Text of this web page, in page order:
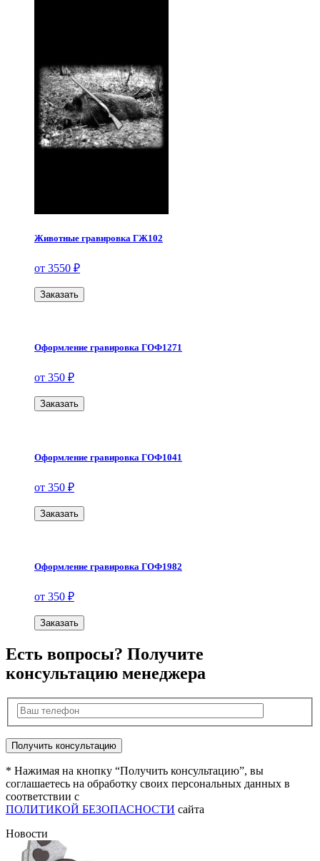
Животные гравировка ГЖ102
от 3550 ₽
Заказать
Оформление гравировка ГОФ1271
от 350 ₽
Заказать
Оформление гравировка ГОФ1041
от 350 ₽
Заказать
Оформление гравировка ГОФ1982
от 350 ₽
Заказать
Есть вопросы? Получите
консультацию менеджера
* Нажимая на кнопку “Получить консультацию”, вы
соглашаетесь на обработку своих персональных данных в
соответствии с
ПОЛИТИКОЙ БЕЗОПАСНОСТИ сайта
Новости